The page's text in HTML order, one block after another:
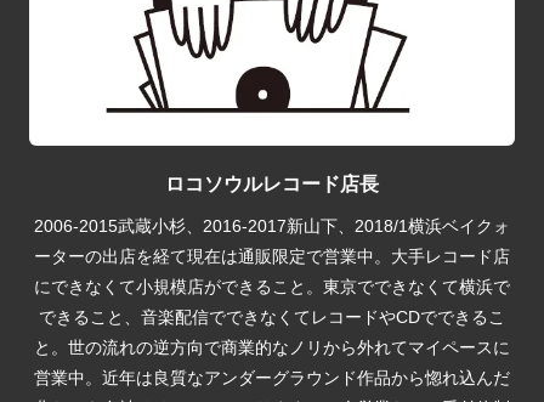
ロコソウルレコード店長
2006-2015武蔵小杉、2016-2017新山下、2018/1横浜ベイクォ
ーターの出店を経て現在は通販限定で営業中。大手レコード店
にできなくて小規模店ができること。東京でできなくて横浜で
できること、音楽配信でできなくてレコードやCDでできるこ
と。世の流れの逆方向で商業的なノリから外れてマイペースに
営業中。近年は良質なアンダーグラウンド作品から惚れ込んだ